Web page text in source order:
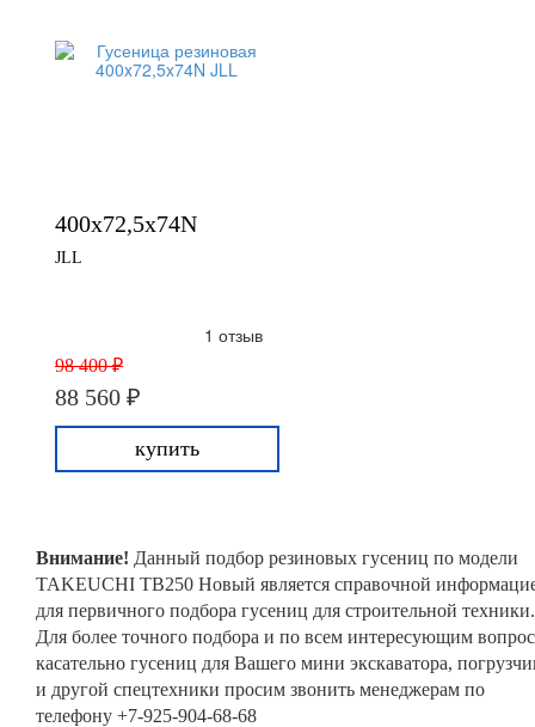
400x72,5x74N
JLL
1 отзыв
98 400 ₽
88 560 ₽
купить
Внимание! Данный подбор резиновых гусениц по модели
TAKEUCHI TB250 Новый является справочной
для первичного подбора гусениц для строительной техники.
Для более точного подбора и по всем интересующим
касательно гусениц для Вашего мини экскаватора,
и другой спецтехники просим звонить менеджерам по
телефону +7-925-904-68-68